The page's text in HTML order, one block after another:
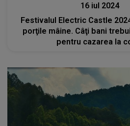
16 iul 2024
Festivalul Electric Castle
porţile mâine. Câţi bani
pentru cazarea la